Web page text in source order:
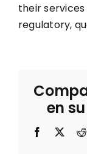
their
regulatory,
en
Facebook
X